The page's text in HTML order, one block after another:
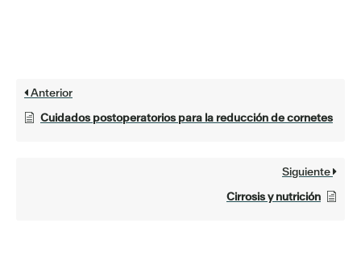
Anterior
Cuidados postoperatorios para la reducción de cornetes
Siguiente
Cirrosis y nutrición